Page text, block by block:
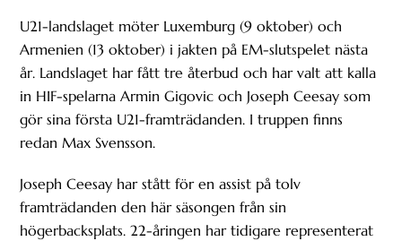
U21-landslaget möter Luxemburg (9 oktober) och
Armenien (13 oktober) i jakten på EM-slutspelet nästa
år. Landslaget har fått tre återbud och har valt att kalla
in HIF-spelarna Armin Gigovic och Joseph Ceesay som
gör sina första U21-framträdanden. I truppen finns
redan Max Svensson.
Joseph Ceesay har stått för en assist på tolv
framträdanden den här säsongen från sin
högerbacksplats. 22-åringen har tidigare representerat